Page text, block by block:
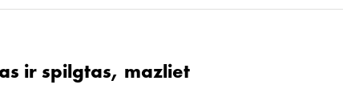
ir spilgtas, mazliet